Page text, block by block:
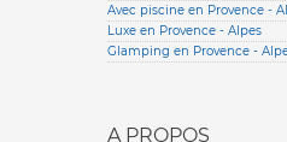
Avec piscine en Provence -
Luxe en Provence - Alpes
Glamping en Provence -
A PROPOS